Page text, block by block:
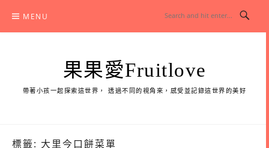
content
MENU
果果愛Fruitlove
帶著小孩一起探索這世界， 透過不同的視角來，感受並記錄這世界的美好
標籤: 大里今口餅菜單